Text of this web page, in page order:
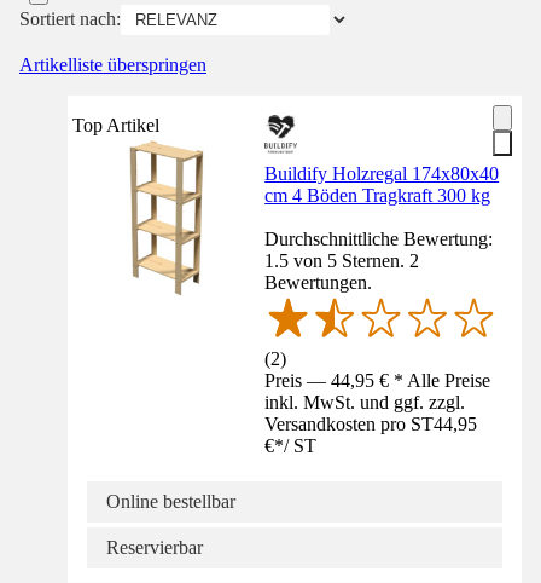
Sortiert nach:
Artikelliste überspringen
Top Artikel
Buildify Holzregal 174x80x40
cm 4 Böden Tragkraft 300 kg
Durchschnittliche Bewertung:
1.5 von 5 Sternen. 2
Bewertungen.
(2)
Preis — 44,95 € * Alle Preise
inkl. MwSt. und ggf. zzgl.
Versandkosten pro ST44,95
€*/ ST
Online bestellbar
Reservierbar